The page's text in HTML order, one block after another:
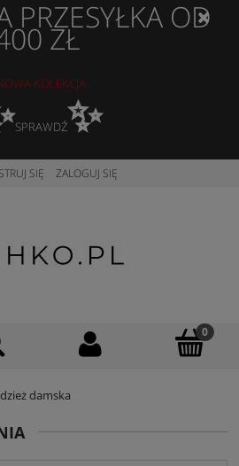
PRZESYŁKA OD
ZŁ
KOLEKCJA
SPRAWDŹ✨
SIĘ ZALOGUJ SIĘ
damska